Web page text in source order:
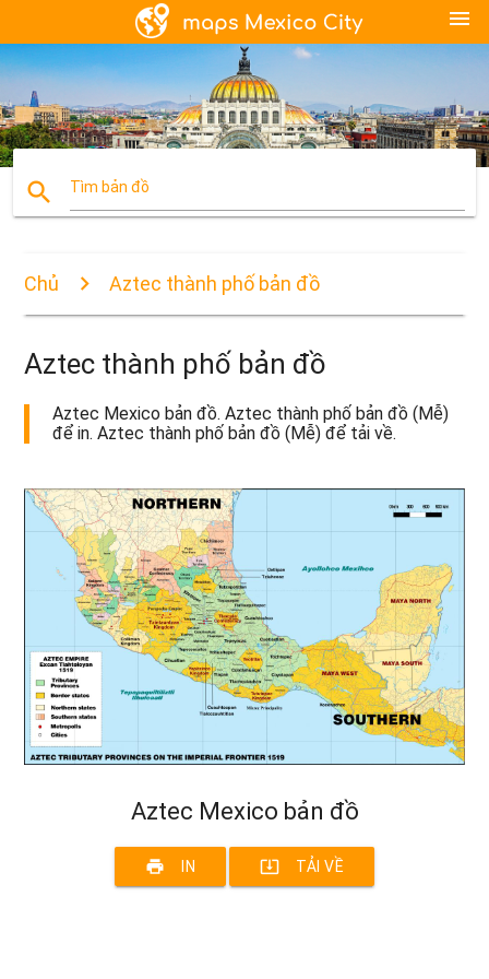
menu
search Tìm bản đồ
Chủ Aztec thành phố bản đồ
Aztec thành phố bản đồ
Aztec Mexico bản đồ. Aztec thành phố bản đồ (Mễ)
để in. Aztec thành phố bản đồ (Mễ) để tải về.
Aztec Mexico bản đồ
print IN system_update_alt TẢI VỀ